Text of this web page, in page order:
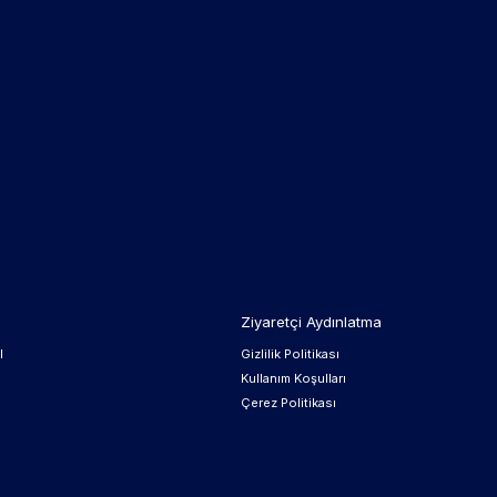
Ziyaretçi Aydınlatma
Gizlilik Politikası
Kullanım Koşulları
Çerez Politikası